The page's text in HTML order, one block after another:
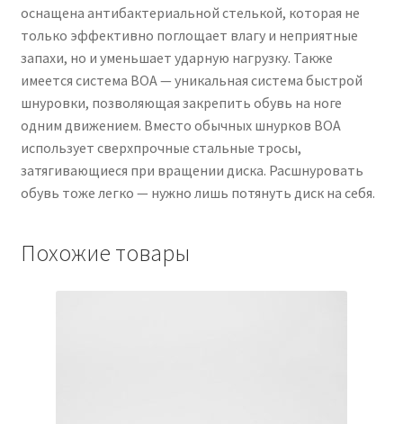
оснащена антибактериальной стелькой, которая не
только эффективно поглощает влагу и неприятные
запахи, но и уменьшает ударную нагрузку. Также
имеется система ВОА — уникальная система быстрой
шнуровки, позволяющая закрепить обувь на ноге
одним движением. Вместо обычных шнурков ВОА
использует сверхпрочные стальные тросы,
затягивающиеся при вращении диска. Расшнуровать
обувь тоже легко — нужно лишь потянуть диск на себя.
Похожие товары